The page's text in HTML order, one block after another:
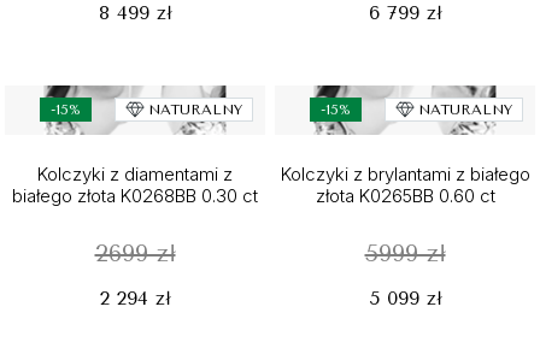
8 499 zł 6 799 zł
-15% NATURALNY
Kolczyki z diamentami z
białego złota K0268BB 0.30 ct
2699 zł
2 294 zł
-15% NATURALNY
Kolczyki z brylantami z białego
złota K0265BB 0.60 ct
5999 zł
5 099 zł